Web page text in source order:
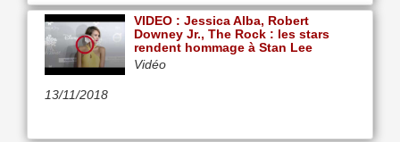
13/11/2018
VIDEO : Jessica Alba, Robert
Downey Jr., The Rock : les stars
rendent hommage à Stan Lee
Vidéo